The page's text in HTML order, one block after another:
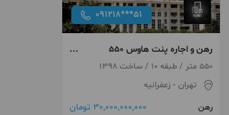
091218***51
رهن و اجاره پنت هاوس 550
مترزعفرانیه ویو ابدی 4 خواب
550 متر / طبقه 10 / ساخت 1398
تهران - زعفرانیه
رهن
30,000,000,000 تومان